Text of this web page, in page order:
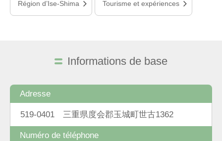
Région d’Ise-Shima Tourisme et expériences
Informations de base
Adresse
519-0401 三重県度会郡玉城町世古1362
Numéro de téléphone